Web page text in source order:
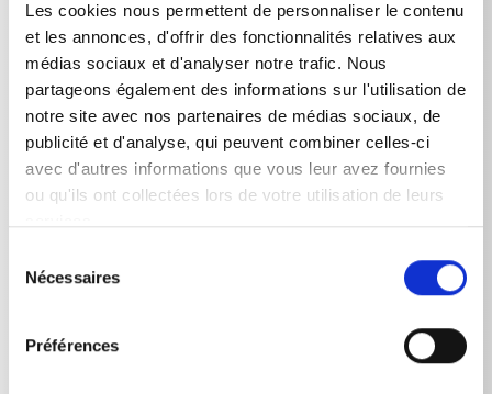
Les cookies nous permettent de personnaliser le contenu
et les annonces, d'offrir des fonctionnalités relatives aux
médias sociaux et d'analyser notre trafic. Nous
partageons également des informations sur l'utilisation de
notre site avec nos partenaires de médias sociaux, de
publicité et d'analyse, qui peuvent combiner celles-ci
avec d'autres informations que vous leur avez fournies
ou qu'ils ont collectées lors de votre utilisation de leurs
Nécessaires
Préférences
DONNÉES TECHNIQUES
Poids
buse turbo-jet 035 avec
0,543kg